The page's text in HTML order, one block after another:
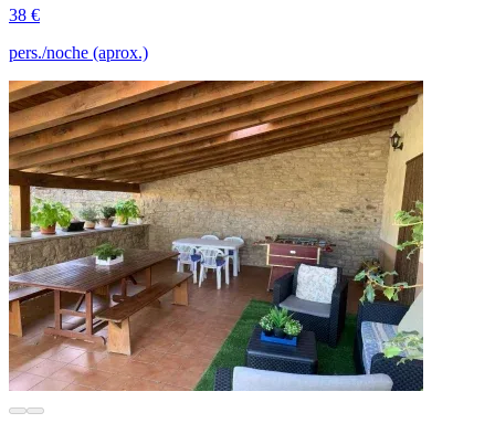
38 €
pers./noche (aprox.)